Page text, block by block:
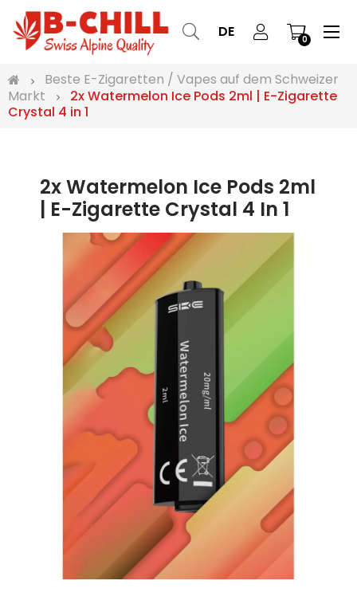
DE 0 ☰
Beste E-Zigaretten / Vapes auf dem Schweizer
Markt
2x Watermelon Ice Pods 2ml | E-Zigarette
Crystal 4 in 1
2x Watermelon Ice Pods 2ml
| E-Zigarette Crystal 4 In 1